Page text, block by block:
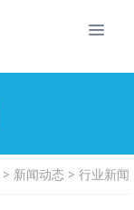
> 新闻动态 > 行业新闻